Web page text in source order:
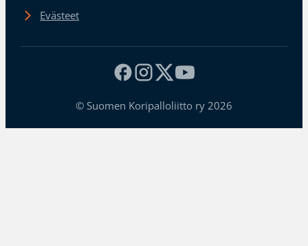
Evästeet
© Suomen Koripalloliitto ry 2026